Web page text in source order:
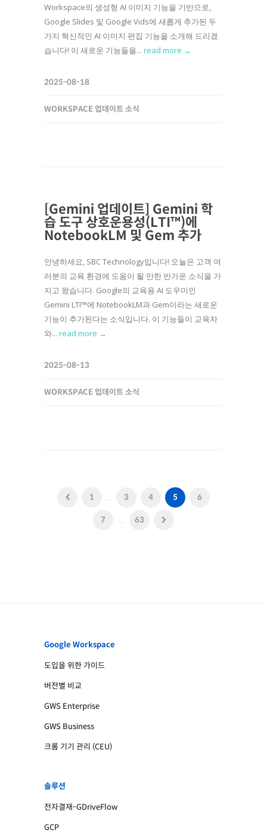
Workspace의 생성형 AI 이미지 기능을 기반으로,
Google Slides 및 Google Vids에 새롭게 추가된 두
가지 혁신적인 AI 이미지 편집 기능을 소개해 드리겠
습니다! 이 새로운 기능들을... read more →
2025-08-18
WORKSPACE 업데이트 소식
[Gemini 업데이트] Gemini 학
습 도구 상호운용성(LTI™)에
NotebookLM 및 Gem 추가
안녕하세요, SBC Technology입니다! 오늘은 고객 여
러분의 교육 환경에 도움이 될 만한 반가운 소식을 가
지고 왔습니다. Google의 교육용 AI 도우미인
Gemini LTI™에 NotebookLM과 Gem이라는 새로운
기능이 추가된다는 소식입니다. 이 기능들이 교육자
와... read more →
2025-08-13
WORKSPACE 업데이트 소식
1 ... 3 4 5 6
7 ... 63
Google Workspace
도입을 위한 가이드
버전별 비교
GWS Enterprise
GWS Business
크롬 기기 관리 (CEU)
솔루션
전자결재-GDriveFlow
GCP